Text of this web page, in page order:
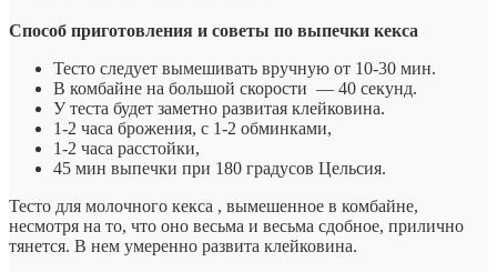
Способ приготовления и советы по выпечки кекса
Тесто следует вымешивать вручную от 10-30 мин.
В комбайне на большой скорости — 40 секунд.
У теста будет заметно развитая клейковина.
1-2 часа брожения, с 1-2 обминками,
1-2 часа расстойки,
45 мин выпечки при 180 градусов Цельсия.
Тесто для молочного кекса , вымешенное в комбайне,
несмотря на то, что оно весьма и весьма сдобное, прилично
тянется. В нем умеренно развита клейковина.